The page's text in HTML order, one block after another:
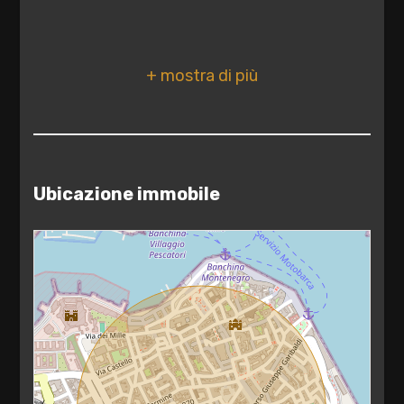
Posizione: Centrale
Ubicazione immobile
4
5
5+
Camere
minime
Qualsiasi